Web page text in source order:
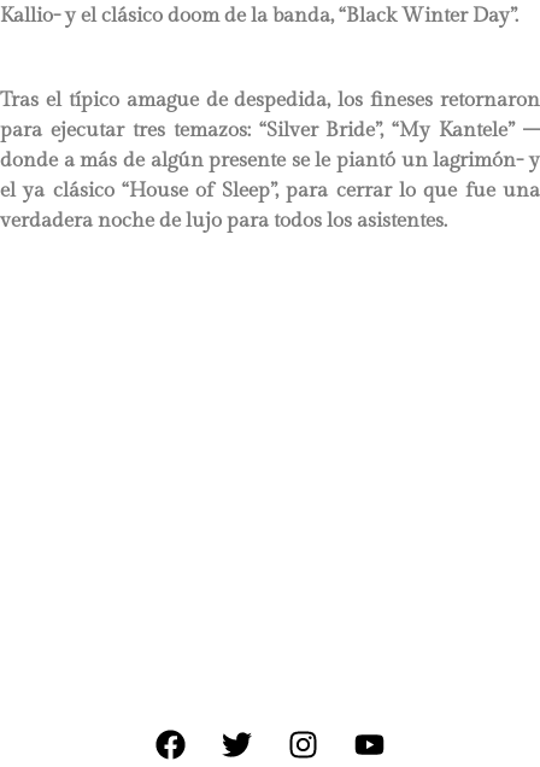
Kallio- y el clásico doom de la banda, “Black Winter Day”.
Tras el típico amague de despedida, los fineses retornaron
para ejecutar tres temazos: “Silver Bride”, “My Kantele” –
donde a más de algún presente se le piantó un lagrimón- y
el ya clásico “House of Sleep”, para cerrar lo que fue una
verdadera noche de lujo para todos los asistentes.